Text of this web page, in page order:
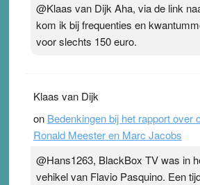
@Klaas van Dijk Aha, via de link
kom ik bij frequenties en
voor slechts 150 euro.
Klaas van Dijk
on Bedenkingen bij het rapport over
Ronald Meester en Marc Jacobs
@Hans1263, BlackBox TV was in
vehikel van Flavio Pasquino. Een